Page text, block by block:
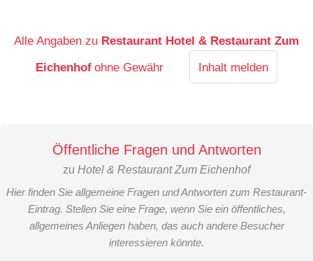
Alle Angaben zu Restaurant Hotel & Restaurant Zum
Eichenhof ohne Gewähr Inhalt melden
Öffentliche Fragen und Antworten
zu Hotel & Restaurant Zum Eichenhof
Hier finden Sie allgemeine Fragen und Antworten zum Restaurant-
Eintrag. Stellen Sie eine Frage, wenn Sie ein öffentliches,
allgemeines Anliegen haben, das auch andere Besucher
interessieren könnte.